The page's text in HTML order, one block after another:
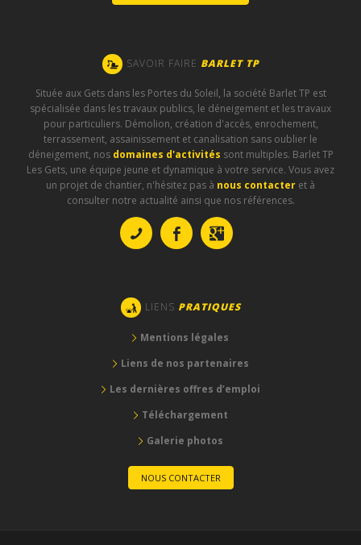
SAVOIR FAIRE BARLET TP
Située aux Gets dans les Portes du Soleil, la société Barlet TP est
spécialisée dans les travaux publics, le déneigement et les travaux
pour particuliers. Démolion, création d'accès, enrochement,
terrassement, assainissement et canalisation sans oublier le
déneigement, nos domaines d'activités sont multiples. Barlet TP
Les Gets, une équipe jeune et dynamique à votre service. Vous avez
un projet de chantier, n'hésitez pas à nous contacter et à
consulter notre actualité ainsi que nos références.
LIENS PRATIQUES
Mentions légales
Liens de nos partenaires
Les dernières offres d’emploi
Téléchargement
Galerie photos
NOUS CONTACTER